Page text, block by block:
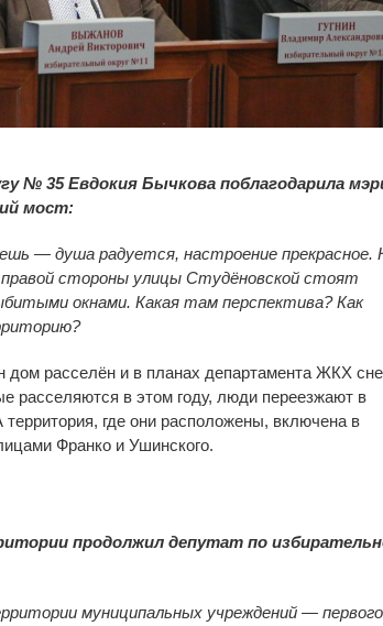
№ 35 Евдокия Бычкова поблагодарила
мост:
— душа радуется, настроение прекрасное.
стороны улицы Студёновской стоят
окнами. Какая там перспектива? Как
расселён и в планах департамента ЖКХ
расселяются в этом году, люди переезжают в
где они расположены, включена в
Франко и Ушинского.
продолжил депутат по
муниципальных учреждений —